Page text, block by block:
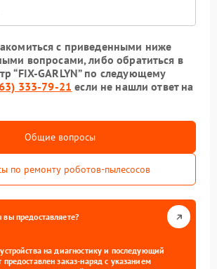
с приведенными ниже
вопросами, либо обратиться в
“FIX-GARLYN” по следующему
333-79-21 если не нашли ответ на
Общие вопросы
по ремонту роботов-пылесосов
предоставляете?
на диагностику и последующий
заказ-наряд с указанием